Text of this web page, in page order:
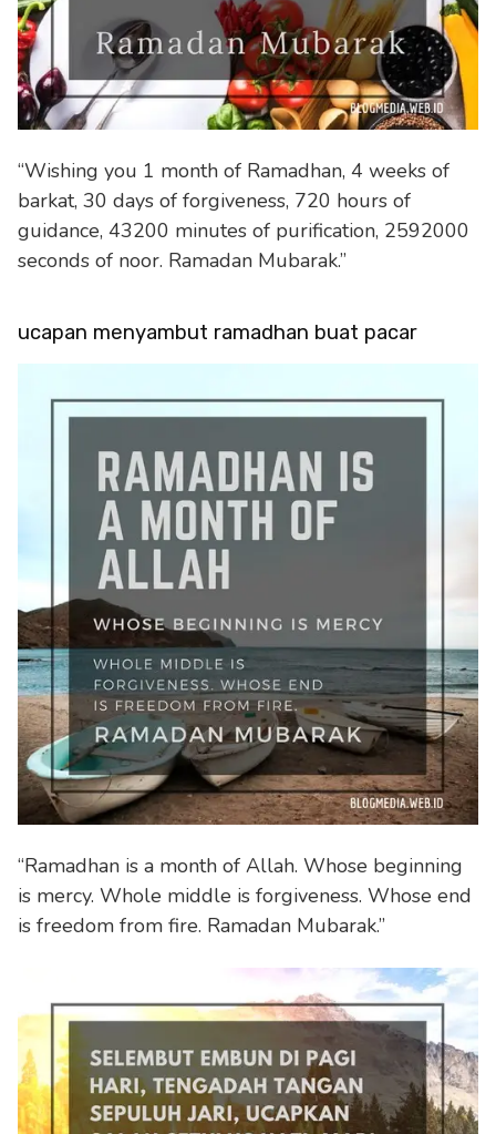
“Wishing you 1 month of Ramadhan, 4 weeks of
barkat, 30 days of forgiveness, 720 hours of
guidance, 43200 minutes of purification, 2592000
seconds of noor. Ramadan Mubarak.”
ucapan menyambut ramadhan buat pacar
“Ramadhan is a month of Allah. Whose beginning
is mercy. Whole middle is forgiveness. Whose end
is freedom from fire. Ramadan Mubarak.”